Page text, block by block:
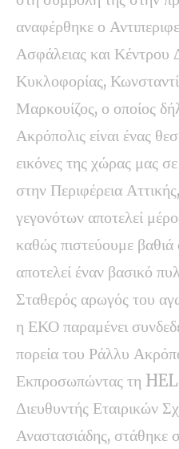
αναφέρθηκε ο
Ασφάλειας και Κέντρου
Κυκλοφορίας,
Μαρκουίζος, ο οποίος
Ακρόπολις είναι ένας
εικόνες της χώρας μας
στην Περιφέρεια
γεγονότων αποτελεί
καθώς πιστεύουμε βαθιά
αποτελεί έναν βασικό
Σταθερός αρωγός του
η ΕΚΟ παραμένει
πορεία του Ράλλυ
Εκπροσωπώντας τη
Διευθυντής Εταιρικών
Αναστασιάδης, στάθηκε